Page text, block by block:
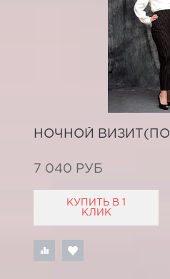
НОЧНОЙ
7 040 РУБ
КУПИТЬ В 1
КЛИК